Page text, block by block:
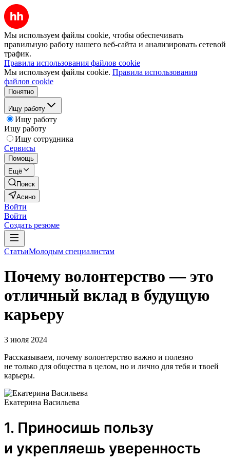
Мы используем файлы cookie, чтобы обеспечивать
правильную работу нашего веб-сайта и анализировать сетевой
трафик.
Правила использования файлов cookie
Мы используем файлы cookie. Правила использования
файлов cookie
Понятно
Ищу работу
Ищу работу
Ищу работу
Ищу сотрудника
Сервисы
Помощь
Ещё
Поиск
Асино
Войти
Войти
Создать резюме
СтатьиМолодым специалистам
Почему волонтерство — это
отличный вклад в будущую
карьеру
3 июля 2024
Рассказываем, почему волонтерство важно и полезно
не только для общества в целом, но и лично для тебя и твоей
карьеры.
Екатерина Васильева
1. Приносишь пользу
и укрепляешь уверенность